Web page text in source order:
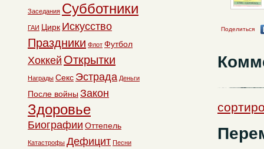
Поделиться
Заседания Субботники
ГАИ Цирк Искусство
Праздники Флот Футбол
Хоккей Открытки
Награды Секс Эстрада Деньги
После войны Закон
Здоровье
Биографии Оттепель
Катастрофы Дефицит Песни